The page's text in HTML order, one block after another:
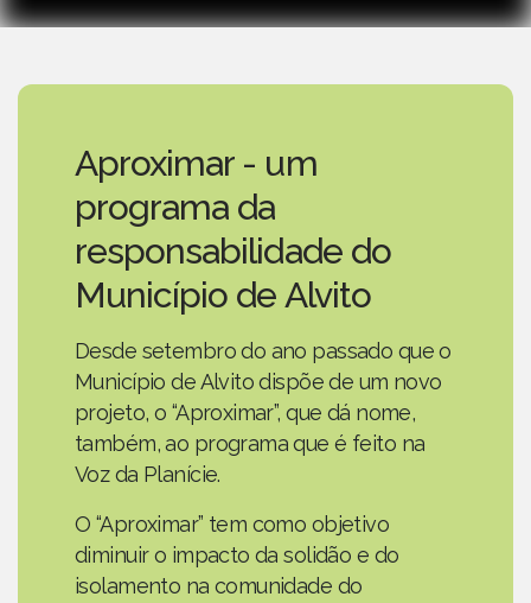
Aproximar - um
programa da
responsabilidade do
Município de Alvito
Desde setembro do ano passado que o
Município de Alvito dispõe de um novo
projeto, o “Aproximar”, que dá nome,
também, ao programa que é feito na
Voz da Planície.
O “Aproximar” tem como objetivo
diminuir o impacto da solidão e do
isolamento na comunidade do